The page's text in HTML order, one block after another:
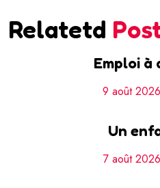
Relatetd
Emploi à
9 août 2026
Un
7 août 2026